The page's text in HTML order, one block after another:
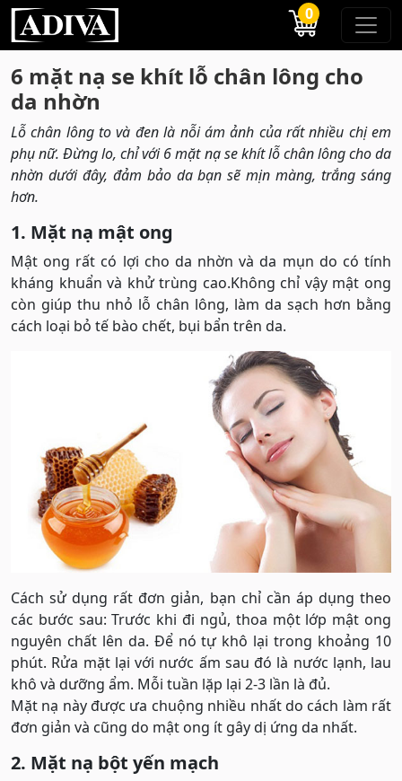
0
6 mặt nạ se khít lỗ chân lông cho
da nhờn
Lỗ chân lông to và đen là nỗi ám ảnh của rất nhiều chị em
phụ nữ. Đừng lo, chỉ với 6 mặt nạ se khít lỗ chân lông cho da
nhờn dưới đây, đảm bảo da bạn sẽ mịn màng, trắng sáng
hơn.
1. Mặt nạ mật ong
Mật ong rất có lợi cho da nhờn và da mụn do có tính
kháng khuẩn và khử trùng cao.Không chỉ vậy mật ong
còn giúp thu nhỏ lỗ chân lông, làm da sạch hơn bằng
cách loại bỏ tế bào chết, bụi bẩn trên da.
Cách sử dụng rất đơn giản, bạn chỉ cần áp dụng theo
các bước sau: Trước khi đi ngủ, thoa một lớp mật ong
nguyên chất lên da. Để nó tự khô lại trong khoảng 10
phút. Rửa mặt lại với nước ấm sau đó là nước lạnh, lau
khô và dưỡng ẩm. Mỗi tuần lặp lại 2-3 lần là đủ.
Mặt nạ này được ưa chuộng nhiều nhất do cách làm rất
đơn giản và cũng do mật ong ít gây dị ứng da nhất.
2. Mặt nạ bột yến mạch